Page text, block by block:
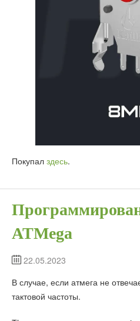
Покупал здесь.
ATMega
22.05.2023
В случае, если атмега не
тактовой частоты.